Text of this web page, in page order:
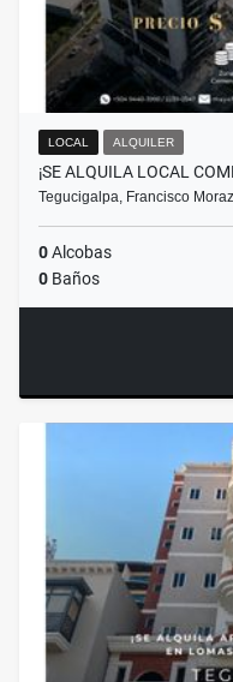
LOCAL ALQUILER
¡SE ALQUILA LOCAL
Tegucigalpa, Francisco
0Alcobas
0 Baños